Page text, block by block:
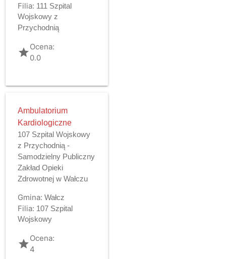
Filia: 111 Szpital
Wojskowy z
Przychodnią
gradeOcena:
0.0
Ambulatorium
Kardiologiczne
107 Szpital Wojskowy
z Przychodnią -
Samodzielny Publiczny
Zakład Opieki
Zdrowotnej w Wałczu
Gmina: Wałcz
Filia: 107 Szpital
Wojskowy
gradeOcena:
4